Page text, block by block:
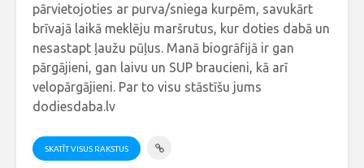
pārvietojoties ar purva/sniega kurpēm, savukārt
brīvajā laikā meklēju maršrutus, kur doties dabā un
nesastapt ļaužu pūļus. Manā biogrāfijā ir gan
pārgājieni, gan laivu un SUP braucieni, kā arī
velopārgājieni. Par to visu stāstīšu jums
dodiesdaba.lv
SKATĪT VISUS RAKSTUS